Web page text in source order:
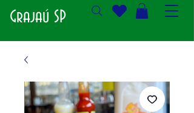
Grajaú SP